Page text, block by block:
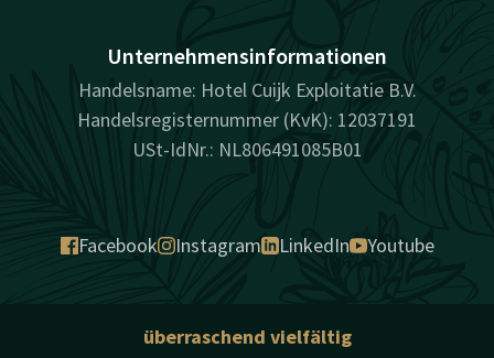
Unternehmensinformationen
Handelsname: Hotel Cuijk Exploitatie B.V.
Handelsregisternummer (KvK): 12037191
USt-IdNr.: NL806491085B01
Facebook Instagram LinkedIn Youtube
überraschend vielfältig